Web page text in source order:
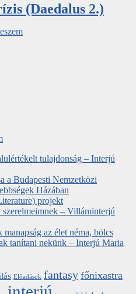
(Daedalus 2.)
tulajdonság – Interjú
a Budapesti Nemzetközi
Házában
projekt
szerelmeimnek – Villáminterjú
az élet néma, bölcs
tanítani nekünk – Interjú Maria
Előadások fantasy főnixastra